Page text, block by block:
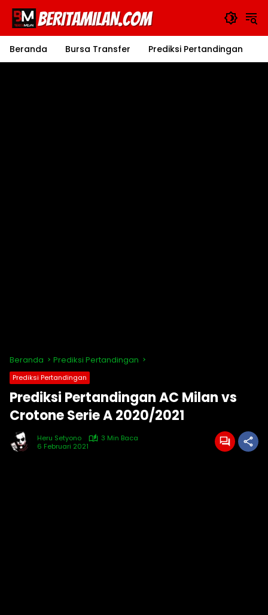
Langsung
konten
Beranda
Bursa Transfer Prediksi Pertandingan
Beranda Prediksi Pertandingan
Prediksi Pertandingan
Prediksi Pertandingan AC Milan vs
Crotone Serie A 2020/2021
Heru Setyono
3 Min Baca
6 Februari 2021